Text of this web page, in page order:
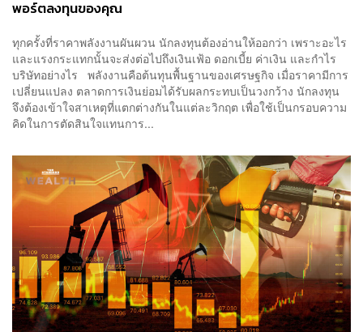
พอร์ตลงทุนของคุณ
ทุกครั้งที่ราคาพลังงานผันผวน นักลงทุนต้องอ่านให้ออกว่า เพราะอะไร
และแรงกระแทกนั้นจะส่งต่อไปถึงเงินเฟ้อ ดอกเบี้ย ค่าเงิน และกำไร
บริษัทอย่างไร พลังงานคือต้นทุนพื้นฐานของเศรษฐกิจ เมื่อราคามีการ
เปลี่ยนแปลง ตลาดการเงินย่อมได้รับผลกระทบเป็นวงกว้าง นักลงทุน
จึงต้องเข้าใจสาเหตุที่แตกต่างกันในแต่ละวิกฤต เพื่อใช้เป็นกรอบความ
คิดในการตัดสินใจแทนการ...